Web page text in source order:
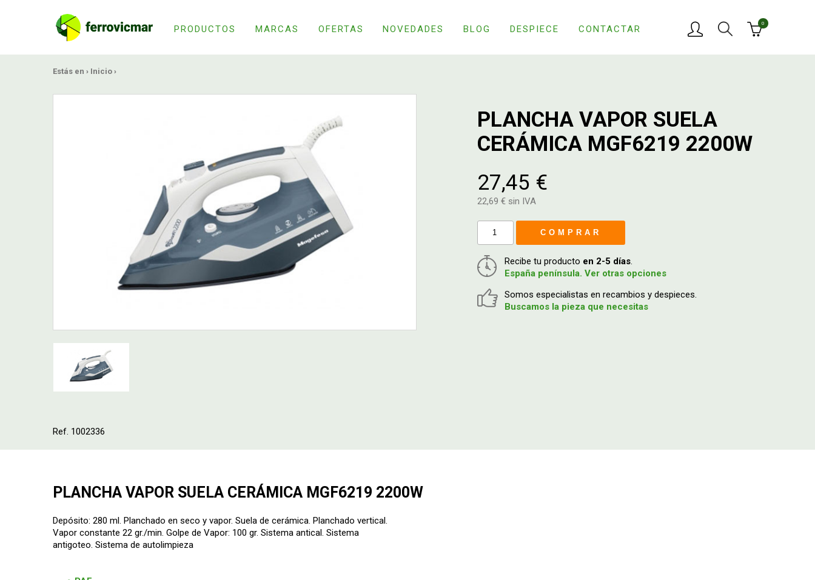
PRODUCTOS MARCAS OFERTAS NOVEDADES BLOG DESPIECE CONTACTAR
0
Estás en › Inicio ›
Ref. 1002336
PLANCHA VAPOR SUELA
CERÁMICA MGF6219 2200W
27,45 €
22,69 € sin IVA
COMPRAR
Recibe tu producto en 2-5 días.
España península. Ver otras opciones
Somos especialistas en recambios y despieces.
Buscamos la pieza que necesitas
PLANCHA VAPOR SUELA CERÁMICA MGF6219 2200W
Depósito: 280 ml. Planchado en seco y vapor. Suela de cerámica. Planchado vertical.
Vapor constante 22 gr./min. Golpe de Vapor: 100 gr. Sistema antical. Sistema
antigoteo. Sistema de autolimpieza